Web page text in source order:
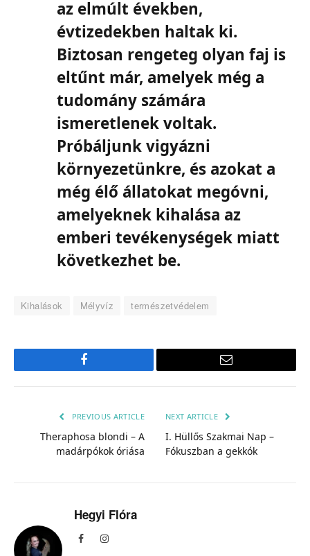
az elmúlt években,
évtizedekben haltak ki.
Biztosan rengeteg olyan faj is
eltűnt már, amelyek még a
tudomány számára
ismeretlenek voltak.
Próbáljunk vigyázni
környezetünkre, és azokat a
még élő állatokat megóvni,
amelyeknek kihalása az
emberi tevékenységek miatt
következhet be.
Kihalások Mélyvíz természetvédelem
Facebook Email
PREVIOUS ARTICLE
Theraphosa blondi – A
madárpókok óriása
NEXT ARTICLE
I. Hüllős Szakmai Nap –
Fókuszban a gekkók
Hegyi Flóra
FacebookInstagram